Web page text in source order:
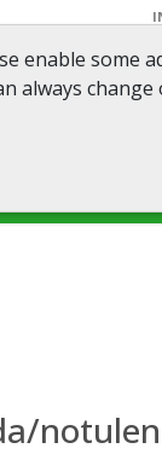
notulen
enable some
always